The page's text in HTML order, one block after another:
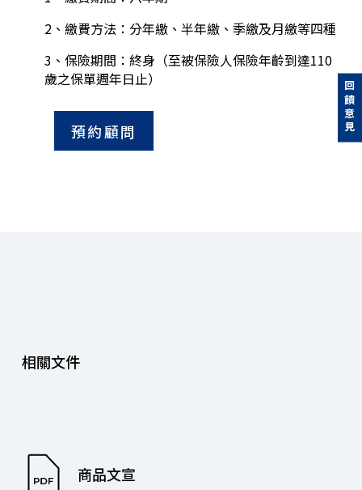
2、繳費方法：分年繳、半年繳、季繳及月繳等四種
3、保險期間：終身（至被保險人保險年齡到達110
歲之保單週年日止）
預約顧問
相關文件
商品文宣
回饋意見